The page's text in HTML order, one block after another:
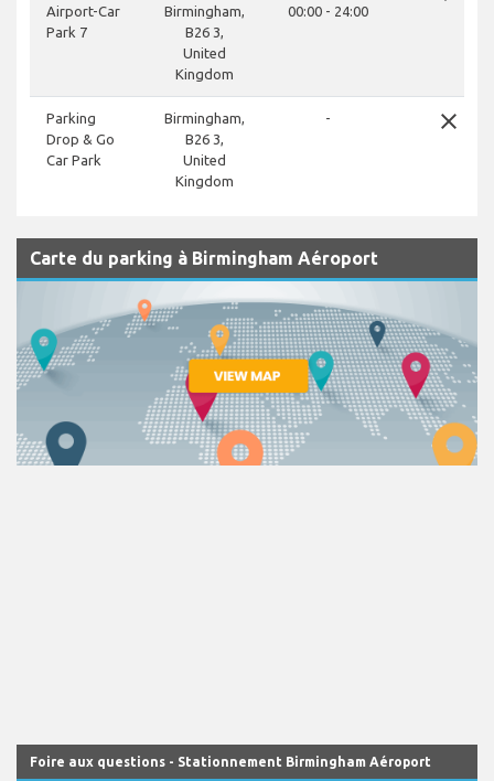
Airport-Car
Park 7
Birmingham,
B26 3,
United
Kingdom
00:00 - 24:00
Parking
Drop & Go
Car Park
Birmingham,
B26 3,
United
Kingdom
- close
Carte du parking à Birmingham Aéroport
Foire aux questions - Stationnement Birmingham Aéroport